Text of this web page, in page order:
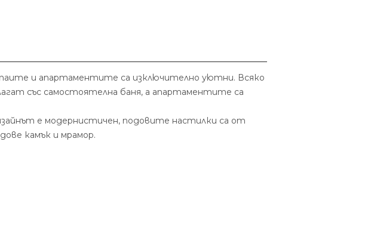
и апартаментите са изключително уютни. Всяко
със самостоятелна баня, а апартаментите са
е модернистичен, подовите настилки са от
камък и мрамор.